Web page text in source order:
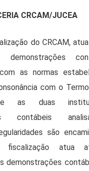
CRCAM/JUCEA
do CRCAM,
demonstrações
as normas
com o
as duas
contábeis
são
fiscalização atua
demonstrações